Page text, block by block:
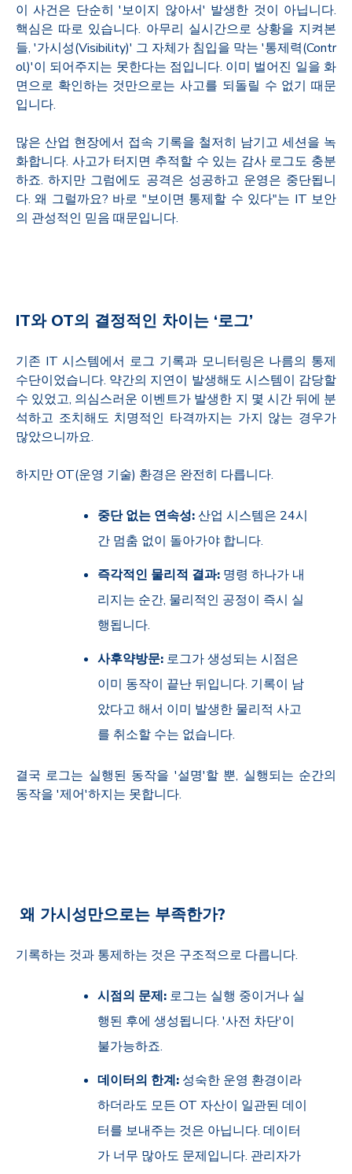
이 사건은 단순히 '보이지 않아서' 발생한 것이 아닙니다.
핵심은 따로 있습니다. 아무리 실시간으로 상황을 지켜본
들, '가시성(Visibility)' 그 자체가 침입을 막는 '통제력(Contr
ol)'이 되어주지는 못한다는 점입니다. 이미 벌어진 일을 화
면으로 확인하는 것만으로는 사고를 되돌릴 수 없기 때문
입니다.
많은 산업 현장에서 접속 기록을 철저히 남기고 세션을 녹
화합니다. 사고가 터지면 추적할 수 있는 감사 로그도 충분
하죠. 하지만 그럼에도 공격은 성공하고 운영은 중단됩니
다. 왜 그럴까요? 바로 "보이면 통제할 수 있다"는 IT 보안
의 관성적인 믿음 때문입니다.
IT와OT의 결정적인 차이는 ‘로그’
기존 IT 시스템에서 로그 기록과 모니터링은 나름의 통제
수단이었습니다. 약간의 지연이 발생해도 시스템이 감당할
수 있었고, 의심스러운 이벤트가 발생한 지 몇 시간 뒤에 분
석하고 조치해도 치명적인 타격까지는 가지 않는 경우가
많았으니까요.
하지만 OT(운영 기술) 환경은 완전히 다릅니다.
중단 없는 연속성:산업 시스템은 24시
간 멈춤 없이 돌아가야 합니다.
즉각적인 물리적 결과: 명령 하나가 내
리지는 순간, 물리적인 공정이 즉시 실
행됩니다.
사후약방문: 로그가 생성되는 시점은
이미 동작이 끝난 뒤입니다. 기록이 남
았다고 해서 이미 발생한 물리적 사고
를 취소할 수는 없습니다.
결국 로그는 실행된 동작을 '설명'할 뿐, 실행되는 순간의
동작을 '제어'하지는 못합니다.
왜 가시성만으로는 부족한가?
기록하는 것과 통제하는 것은 구조적으로 다릅니다.
시점의 문제: 로그는 실행 중이거나 실
행된 후에 생성됩니다. '사전 차단'이
불가능하죠.
데이터의 한계: 성숙한 운영 환경이라
하더라도 모든 OT 자산이 일관된 데이
터를 보내주는 것은 아닙니다. 데이터
가 너무 많아도 문제입니다. 관리자가